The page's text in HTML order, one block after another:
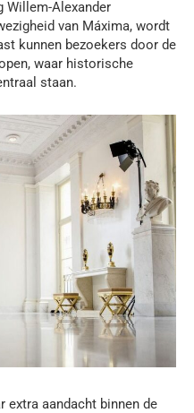
Willem-Alexander
van Máxima, wordt
kunnen bezoekers door de
waar historische
staan.
aandacht binnen de